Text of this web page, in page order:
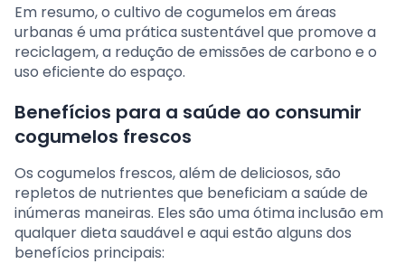
Em resumo, o cultivo de cogumelos em áreas
urbanas é uma prática sustentável que promove a
reciclagem, a redução de emissões de carbono e o
uso eficiente do espaço.
Benefícios para a saúde ao consumir
cogumelos frescos
Os cogumelos frescos, além de deliciosos, são
repletos de nutrientes que beneficiam a saúde de
inúmeras maneiras. Eles são uma ótima inclusão em
qualquer dieta saudável e aqui estão alguns dos
benefícios principais: